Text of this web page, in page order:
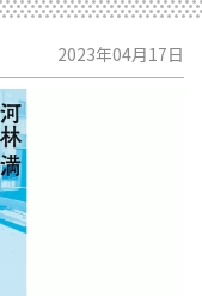
2023年04月17日